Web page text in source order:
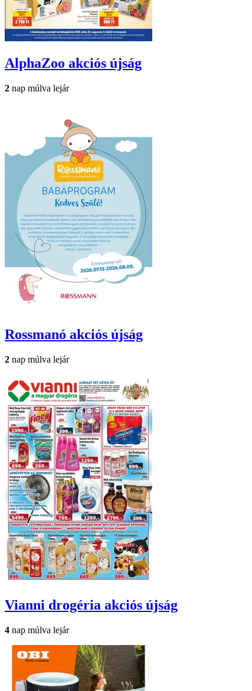
AlphaZoo akciós újság
2 nap múlva lejár
Rossmanó akciós újság
2 nap múlva lejár
Vianni drogéria akciós újság
4 nap múlva lejár